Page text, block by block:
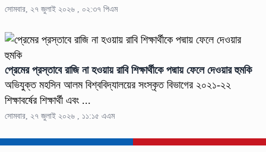
সোমবার, ২৭ জুলাই ২০২৬ , ০২:৩৭ পিএম
প্রেমের প্রস্তাবে রাজি না হওয়ায় রাবি শিক্ষার্থীকে পদ্মায় ফেলে দেওয়ার হুমকি
অভিযুক্ত মহসিন আলম বিশ্ববিদ্যালয়ের সংস্কৃত বিভাগের ২০২১-২২
শিক্ষাবর্ষের শিক্ষার্থী এবং ...
সোমবার, ২৭ জুলাই ২০২৬ , ১১:১৫ এএম